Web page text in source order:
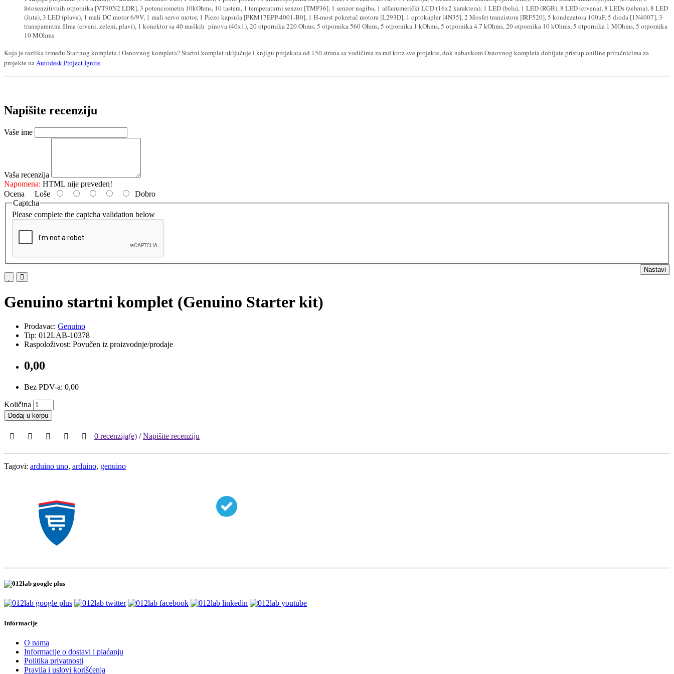
fotosenzitivnih otpornika [VT90N2 LDR], 3 potenciometra 10kOhms, 10 tastera, 1 temperaturni senzor [TMP36], 1 senzor nagiba, 1 alfanumerički LCD (16x2 karaktera), 1 LED (bela), 1 LED (RGB), 8 LED (crvena), 8 LEDs (zelena), 8 LED
(žuta), 3 LED (plava), 1 mali DC motor 6/9V, 1 mali servo motor, 1 Piezo kapsula [PKM17EPP-4001-B0], 1 H-most pokretač motora [L293D], 1 optokapler [4N35], 2 Mosfet tranzistora [IRF520], 5 kondezatora 100uF, 5 dioda [1N4007], 3
transparentna filma (crveni, zeleni, plavi), 1 konektor sa 40 muških pinova (40x1), 20 otpornika 220 Ohms, 5 otpornika 560 Ohms, 5 otpornika 1 kOhms, 5 otpornika 4.7 kOhms, 20 otpornika 10 kOhms, 5 otpornika 1 MOhms, 5 otpornika
10 MOhms
Koja je razlika između Startnog kompleta i Osnovnog kompleta? Startni komplet uključuje i knjigu projekata od 150 strana sa vodičima za rad kroz sve projekte, dok nabavkom Osnovnog kompleta dobijate pristup oniline priručnicima za
projekte naAutodesk Project Ignite.
Napišite recenziju
Vaše ime
Vaša recenzija
Napomena: HTML nije preveden!
Ocena Loše
Dobro
Captcha
Please complete the captcha validation below
Nastavi
Genuino startni komplet (Genuino Starter kit)
Prodavac: Genuino
Tip: 012LAB-10378
Raspoloživost: Povučen iz proizvodnje/prodaje
0,00
Bez PDV-a: 0,00
Količina
Dodaj u korpu
0 recenzija(e) /Napišite recenziju
Tagovi: arduino uno, arduino, genuino
Informacije
O nama
Informacije o dostavi i plaćanju
Politika privatnosti
Pravila i uslovi korišćenja